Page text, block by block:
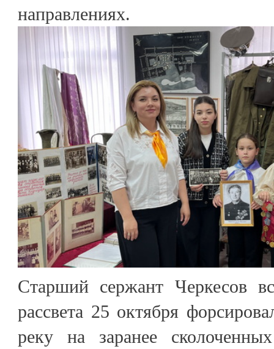
направлениях.
Старший сержант Черкесов
рассвета 25 октября
реку на заранее